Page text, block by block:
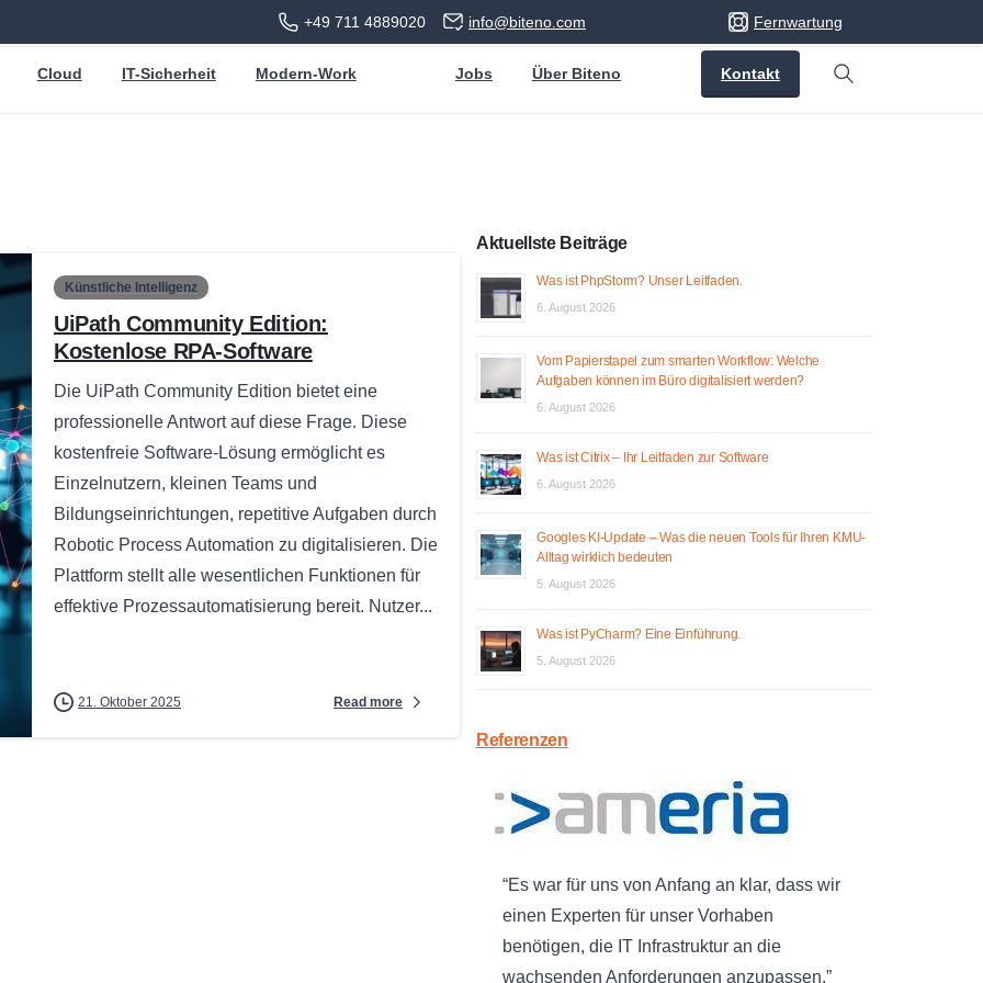
+49 711 4889020 info@biteno.com Fernwartung
Cloud IT-Sicherheit Modern-Work Jobs Über Biteno Kontakt
Search
Künstliche Intelligenz
UiPath Community Edition:
Kostenlose RPA-Software
Die UiPath Community Edition bietet eine
professionelle Antwort auf diese Frage. Diese
kostenfreie Software-Lösung ermöglicht es
Einzelnutzern, kleinen Teams und
Bildungseinrichtungen, repetitive Aufgaben durch
Robotic Process Automation zu digitalisieren. Die
Plattform stellt alle wesentlichen Funktionen für
effektive Prozessautomatisierung bereit. Nutzer...
21. Oktober 2025 Read more
Aktuellste Beiträge
Was ist PhpStorm? Unser Leitfaden.
6. August 2026
Vom Papierstapel zum smarten Workflow: Welche
Aufgaben können im Büro digitalisiert werden?
6. August 2026
Was ist Citrix – Ihr Leitfaden zur Software
6. August 2026
Googles KI-Update – Was die neuen Tools für Ihren KMU-
Alltag wirklich bedeuten
5. August 2026
Was ist PyCharm? Eine Einführung.
5. August 2026
Referenzen
Es war für uns von Anfang an klar, dass wir
einen Experten für unser Vorhaben
benötigen, die IT Infrastruktur an die
wachsenden Anforderungen anzupassen.